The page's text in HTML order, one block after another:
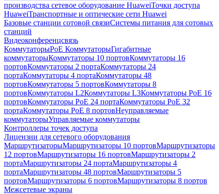
производства сетевое оборудование HuaweiТочки доступа
HuaweiТранспортные и оптические сети Huawei
Базовые станции сотовой связиСистемы питания для сотовых
станций
Видеоконференцсвязь
КоммутаторыPoE КоммутаторыГигабитные
коммутаторыКоммутаторы 10 портовКоммутаторы 16
портовКоммутаторы 2 портаКоммутаторы 24
портаКоммутаторы 4 портаКоммутаторы 48
портовКоммутаторы 5 портовКоммутаторы 8
портовКоммутаторы L2Коммутаторы L3Коммутаторы PoE 16
портовКоммутаторы PoE 24 портаКоммутаторы PoE 32
портаКоммутаторы PoE 8 портовНеуправляемые
коммутаторыУправляемые коммутаторы
Контроллеры точек доступа
Лицензии для сетевого оборудования
МаршрутизаторыМаршрутизаторы 10 портовМаршрутизаторы
12 портовМаршрутизаторы 16 портовМаршрутизаторы 2
портаМаршрутизаторы 24 портаМаршрутизаторы 4
портаМаршрутизаторы 48 портовМаршрутизаторы 5
портовМаршрутизаторы 6 портовМаршрутизаторы 8 портов
Межсетевые экраны